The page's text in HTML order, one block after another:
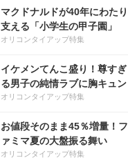
マクドナルドが40年にわたり
支える「小学生の甲子園」
オリコンタイアップ特集
イケメンてんこ盛り！尊すぎ
る男子の純情ラブに胸キュン
オリコンタイアップ特集
お値段そのまま45％増量！フ
ァミマ夏の大盤振る舞い
オリコンタイアップ特集